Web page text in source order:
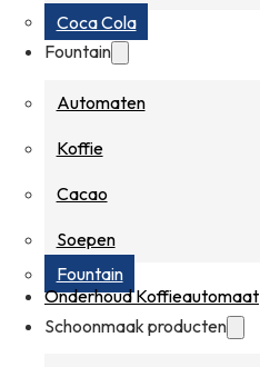
Coca Cola
Fountain
Automaten
Koffie
Cacao
Soepen
Fountain
Onderhoud Koffieautomaat
Schoonmaak producten